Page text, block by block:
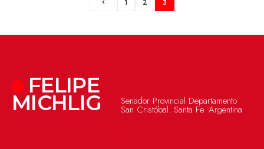
1 2 3
FELIPE
MICHLIG Senador Provincial Departamento
San Cristóbal. Santa Fe. Argentina